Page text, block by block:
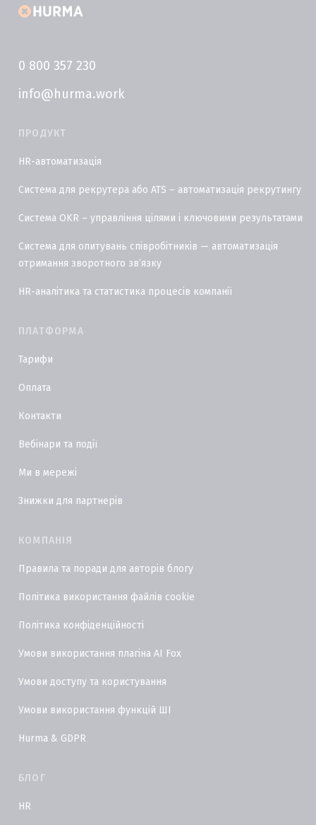
0 800 357 230
info@hurma.work
ПРОДУКТ
HR-автоматизація
Система для рекрутера або ATS – автоматизація рекрутингу
Система OKR – управління цілями і ключовими результатами
Система для опитувань співробітників — автоматизація
отримання зворотного звʼязку
HR-аналітика та статистика процесів компанії
ПЛАТФОРМА
Тарифи
Оплата
Контакти
Вебінари та події
Ми в мережі
Знижки для партнерів
КОМПАНІЯ
Правила та поради для авторів блогу
Політика використання файлів cookie
Політика конфіденційності
Умови використання плагіна AI Fox
Умови доступу та користування
Умови використання функцій ШІ
Hurma & GDPR
БЛОГ
HR